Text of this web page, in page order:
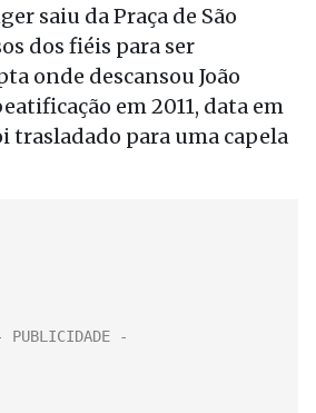
saiu da Praça de São
dos fiéis para ser
onde descansou João
em 2011, data em
trasladado para uma capela